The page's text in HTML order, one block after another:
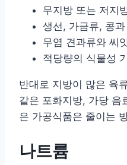
무지방 또는 저지
생선, 가금류, 콩
무염 견과류와 씨
적당량의 식물성
반대로 지방이 많은 육
같은 포화지방, 가당 음
은 가공식품은 줄이는
나트륨